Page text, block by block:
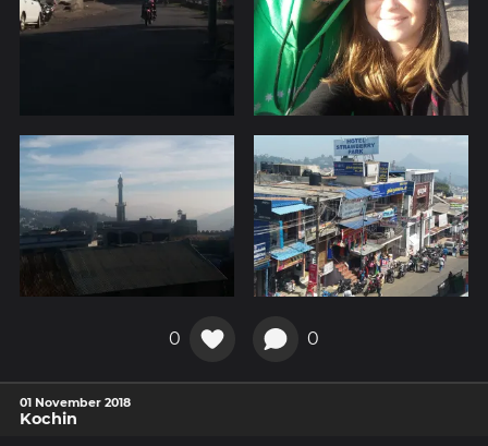
0 0
01 November 2018
Kochin